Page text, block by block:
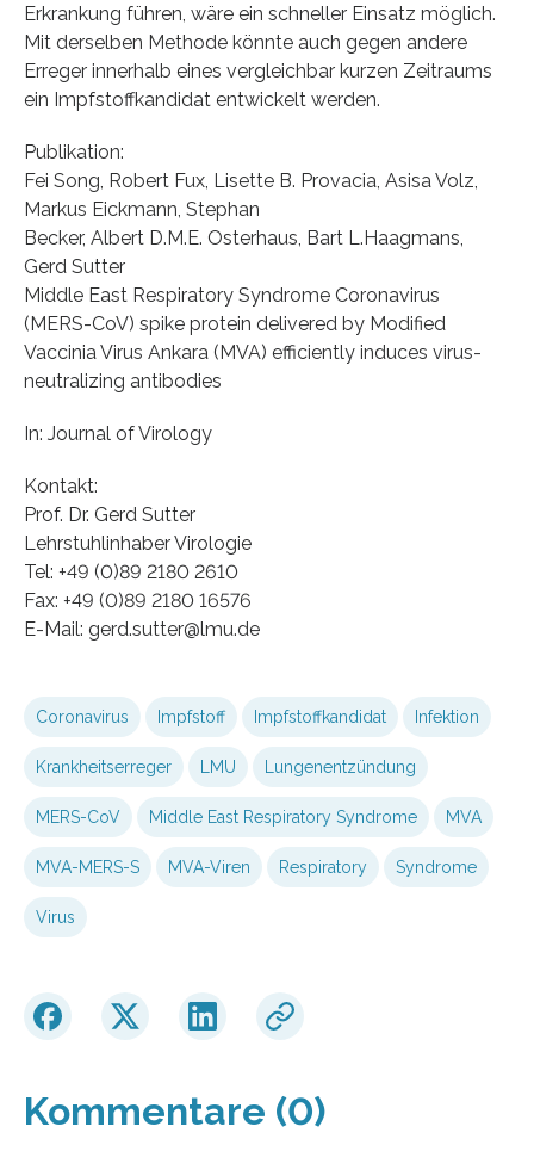
Erkrankung führen, wäre ein schneller Einsatz möglich.
Mit derselben Methode könnte auch gegen andere
Erreger innerhalb eines vergleichbar kurzen Zeitraums
ein Impfstoffkandidat entwickelt werden.
Publikation:
Fei Song, Robert Fux, Lisette B. Provacia, Asisa Volz,
Markus Eickmann, Stephan
Becker, Albert D.M.E. Osterhaus, Bart L.Haagmans,
Gerd Sutter
Middle East Respiratory Syndrome Coronavirus
(MERS-CoV) spike protein delivered by Modified
Vaccinia Virus Ankara (MVA) efficiently induces virus-
neutralizing antibodies
In: Journal of Virology
Kontakt:
Prof. Dr. Gerd Sutter
Lehrstuhlinhaber Virologie
Tel: +49 (0)89 2180 2610
Fax: +49 (0)89 2180 16576
E-Mail: gerd.sutter@lmu.de
Coronavirus Impfstoff Impfstoffkandidat Infektion
Krankheitserreger LMU Lungenentzündung
MERS-CoV Middle East Respiratory Syndrome MVA
MVA-MERS-S MVA-Viren Respiratory Syndrome
Virus
Kommentare (0)